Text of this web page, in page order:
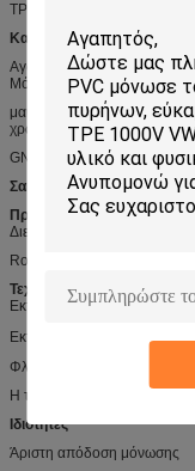
TPE καλυμμένο
Κατασκευή
Αγωγός: προσαραγμένος,
Μόνωση: PVC, SRPVC,
μαύροι πυρήνες με τη
χρώματα κατόπιν αιτήσεως)
GN-YE αγωγός, 3 πυρήνες
Σακάκι
: PUR
Πρότυπα
Διεθνής: UL758, UL1581,
RoHS, ΠΡΟΣΙΤΟΤΗΤΑ
Τεχνικά στοιχεία
Εκτιμημένη τάση: 300V
Εκτιμημένη θερμοκρασία: -
Φλόγα: VW-1, FT1, FT2,
Η τάση αντιστέκεται τη
Ιδιότητες
Άριστη απόδοση μόνωσης